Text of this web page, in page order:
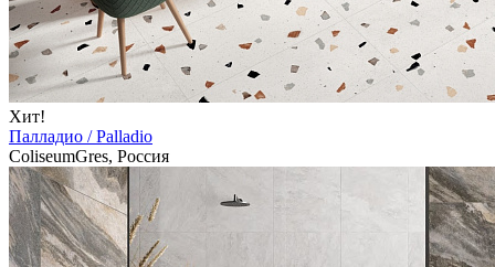
Хит!
Палладио / Palladio
ColiseumGres, Россия